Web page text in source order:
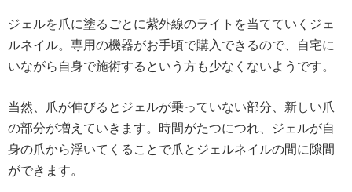
ジェルを爪に塗るごとに紫外線のライトを当てていくジェ
ルネイル。専用の機器がお手頃で購入できるので、自宅に
いながら自身で施術するという方も少なくないようです。
当然、爪が伸びるとジェルが乗っていない部分、新しい爪
の部分が増えていきます。時間がたつにつれ、ジェルが自
身の爪から浮いてくることで爪とジェルネイルの間に隙間
ができます。